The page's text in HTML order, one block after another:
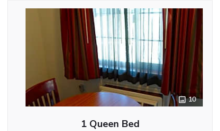
10
1 Queen Bed